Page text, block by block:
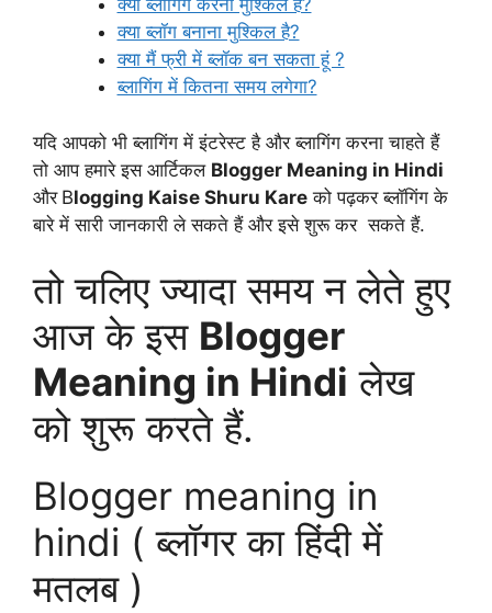
क्या ब्लॉगिंग करना मुश्किल है?
क्या ब्लॉग बनाना मुश्किल है?
क्या मैं फ्री में ब्लॉक बन सकता हूं ?
ब्लागिंग में कितना समय लगेगा?
यदि आपको भी ब्लागिंग में इंटरेस्ट है और ब्लागिंग करना चाहते हैं
तो आप हमारे इस आर्टिकल Blogger Meaning in Hindi
और Blogging Kaise Shuru Kare को पढ़कर ब्लॉगिंग के
बारे में सारी जानकारी ले सकते हैं और इसे शुरू कर सकते हैं.
तो चलिए ज्यादा समय न लेते हुए
आज के इस Blogger
Meaning in Hindi लेख
को शुरू करते हैं.
Blogger meaning in
hindi ( ब्लॉगर का हिंदी में
मतलब )